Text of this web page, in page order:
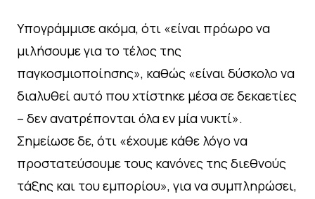
Υπογράμμισε ακόμα, ότι «είναι πρόωρο να
μιλήσουμε για το τέλος της
παγκοσμιοποίησης», καθώς «είναι δύσκολο να
διαλυθεί αυτό που χτίστηκε μέσα σε δεκαετίες
– δεν ανατρέπονται όλα εν μία νυκτί».
Σημείωσε δε, ότι «έχουμε κάθε λόγο να
προστατεύσουμε τους κανόνες της διεθνούς
τάξης και του εμπορίου», για να συμπληρώσει,